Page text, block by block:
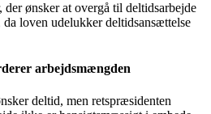
der ønsker at overgå til deltidsarbejde
da loven udelukker deltidsansættelse
arbejdsmængden
deltid, men retspræsidenten